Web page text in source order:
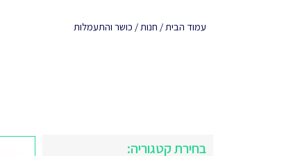
עמוד הבית/ חנות/ כושר והתעמלות
בחירת קטגוריה: